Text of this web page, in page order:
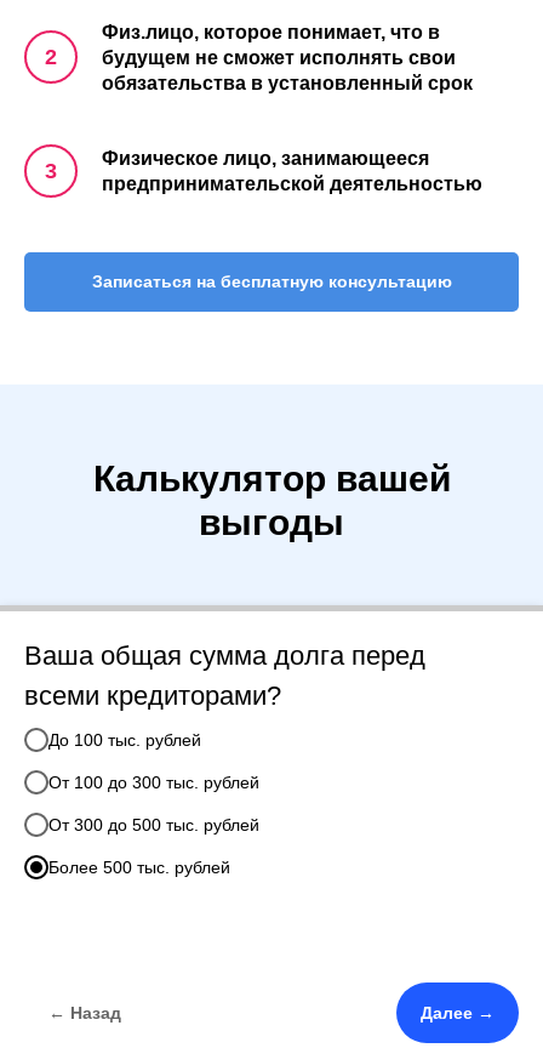
Физ.лицо, которое понимает, что в
будущем не сможет исполнять свои
обязательства в установленный срок
Физическое лицо, занимающееся
предпринимательской деятельностью
Записаться на бесплатную консультацию
Калькулятор вашей
выгоды
Ваша общая сумма долга перед
всеми кредиторами?
До 100 тыс. рублей
От 100 до 300 тыс. рублей
От 300 до 500 тыс. рублей
Более 500 тыс. рублей
← Назад Далее →